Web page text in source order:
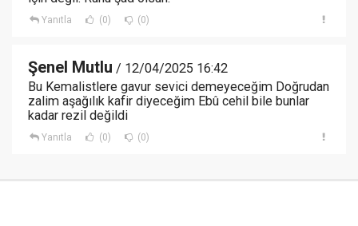
Yanıtla (0) (0)
Şenel Mutlu / 12/04/2025 16:42
Bu Kemalistlere gavur sevici demeyeceğim Doğrudan
zalim aşağılık kafir diyeceğim Ebû cehil bile bunlar
kadar rezil değildi
Yanıtla (0) (0)